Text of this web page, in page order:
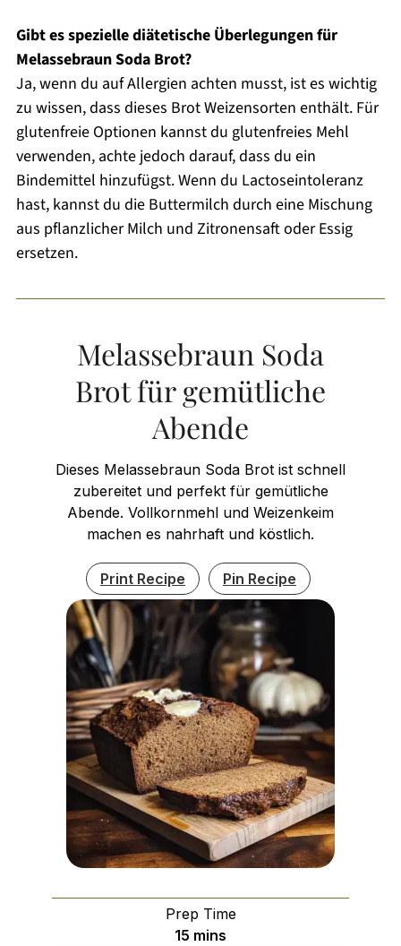
Gibt es spezielle diätetische Überlegungen für
Melassebraun Soda Brot?
Ja, wenn du auf Allergien achten musst, ist es wichtig
zu wissen, dass dieses Brot Weizensorten enthält. Für
glutenfreie Optionen kannst du glutenfreies Mehl
verwenden, achte jedoch darauf, dass du ein
Bindemittel hinzufügst. Wenn du Lactoseintoleranz
hast, kannst du die Buttermilch durch eine Mischung
aus pflanzlicher Milch und Zitronensaft oder Essig
ersetzen.
Melassebraun Soda
Brot für gemütliche
Abende
Dieses Melassebraun Soda Brot ist schnell
zubereitet und perfekt für gemütliche
Abende. Vollkornmehl und Weizenkeim
machen es nahrhaft und köstlich.
Print Recipe Pin Recipe
Prep Time
15 minutes
mins